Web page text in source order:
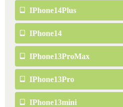
IPhone14Plus
IPhone14
IPhone13ProMax
IPhone13Pro
IPhone13mini